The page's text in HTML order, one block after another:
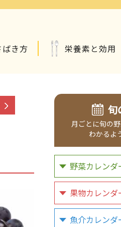
き方 栄養素と効用
旬
月ごとに旬の野
わかるよ
野菜カレンダ
果物カレンダ
魚介カレンダ